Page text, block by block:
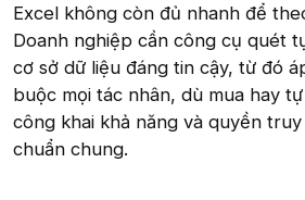
Excel không còn đủ nhanh để
Doanh nghiệp cần công cụ quét
cơ sở dữ liệu đáng tin cậy, từ đó
buộc mọi tác nhân, dù mua hay
công khai khả năng và quyền
chuẩn chung.